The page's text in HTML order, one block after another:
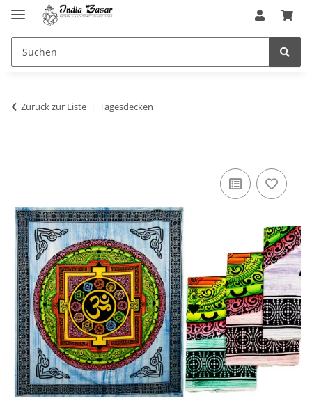
Zurück zur Liste Tagesdecken